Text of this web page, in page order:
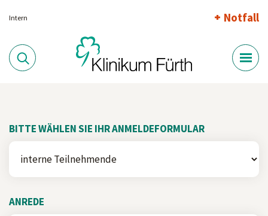
Intern Notfall
BITTE WÄHLEN SIE IHR ANMELDEFORMULAR
ANREDE